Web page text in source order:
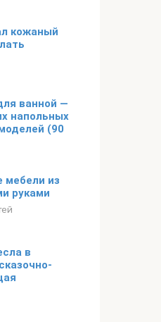
кожаный
ванной —
напольных
(90
мебели из
руками
в